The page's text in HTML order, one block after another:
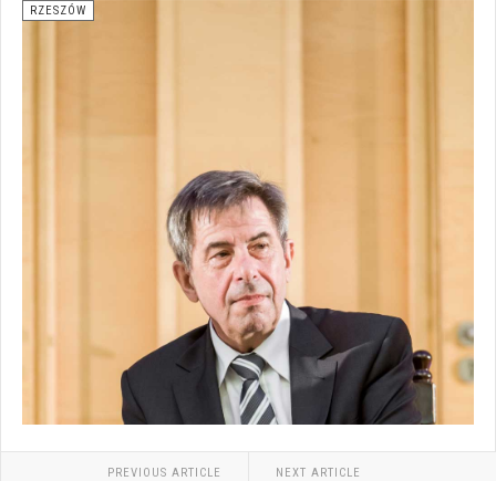
RZESZÓW
PREVIOUS ARTICLE NEXT ARTICLE